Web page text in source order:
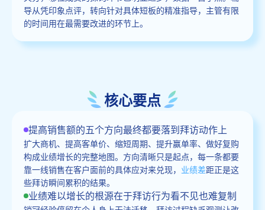
导从凭印象点评，转向针对具体短板的精准指导，主管有限
的时间用在最需要改进的环节上。
核心要点
提高销售额的五个方向最终都要落到拜访动作上
扩大商机、提高客单价、缩短周期、提升赢单率、做好复购
构成业绩增长的完整地图。方向清晰只是起点，每一条都要
靠一线销售在客户面前的具体应对来兑现， 业绩差距正是这
些拜访瞬间累积的结果。
业绩难以增长的根源在于拜访行为看不见也难复制